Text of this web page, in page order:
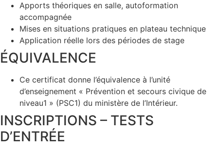
Apports théoriques en salle, autoformation
accompagnée
Mises en situations pratiques en plateau technique
Application réelle lors des périodes de stage
ÉQUIVALENCE
Ce certificat donne l’équivalence à l’unité
d’enseignement « Prévention et secours civique de
niveau1 » (PSC1) du ministère de l’Intérieur.
INSCRIPTIONS – TESTS
D’ENTRÉE